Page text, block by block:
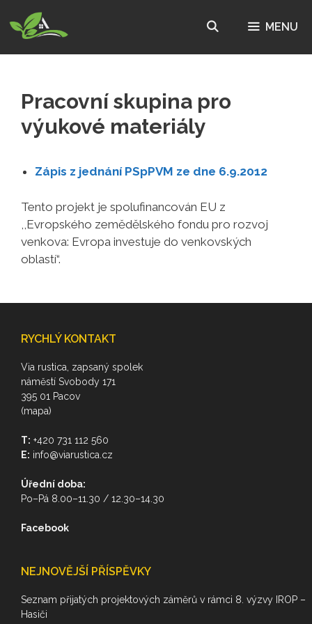
na
obsah
MENU
Pracovní skupina pro
výukové materiály
Zápis z jednání PSpPVM ze dne 6.9.2012
Tento projekt je spolufinancován EU z
,,Evropského zemědělského fondu pro rozvoj
venkova: Evropa investuje do venkovských
oblastí“.
RYCHLÝ KONTAKT
Via rustica, zapsaný spolek
náměstí Svobody 171
395 01 Pacov
(mapa)
T: +420 731 112 560
E: info@viarustica.cz
Úřední doba:
Po–Pá 8.00–11.30 / 12.30–14.30
Facebook
NEJNOVĚJŠÍ PŘÍSPĚVKY
Seznam přijatých projektových záměrů v rámci 8. výzvy IROP –
Hasiči